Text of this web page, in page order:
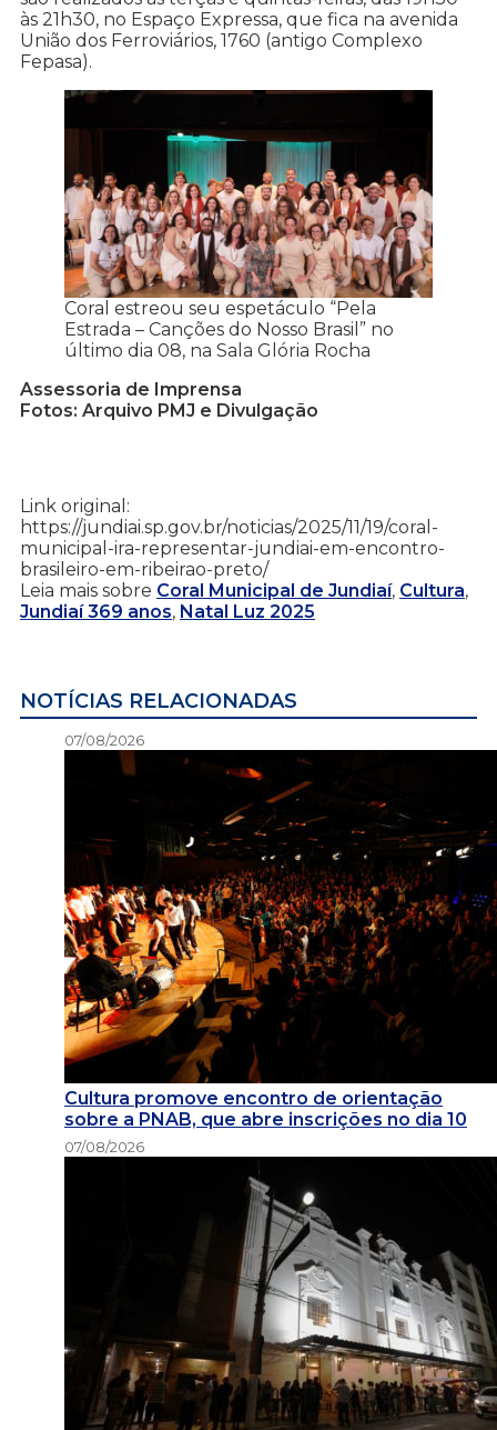
às 21h30, no Espaço Expressa, que fica na avenida
União dos Ferroviários, 1760 (antigo Complexo
Fepasa).
Coral estreou seu espetáculo “Pela
Estrada – Canções do Nosso Brasil” no
último dia 08, na Sala Glória Rocha
Assessoria de Imprensa
Fotos: Arquivo PMJ e Divulgação
Link original:
https://jundiai.sp.gov.br/noticias/2025/11/19/coral-
municipal-ira-representar-jundiai-em-encontro-
brasileiro-em-ribeirao-preto/
Leia mais sobre Coral Municipal de Jundiaí, Cultura,
Jundiaí 369 anos, Natal Luz 2025
NOTÍCIAS RELACIONADAS
07/08/2026
Cultura promove encontro de orientação
sobre a PNAB, que abre inscrições no dia 10
07/08/2026